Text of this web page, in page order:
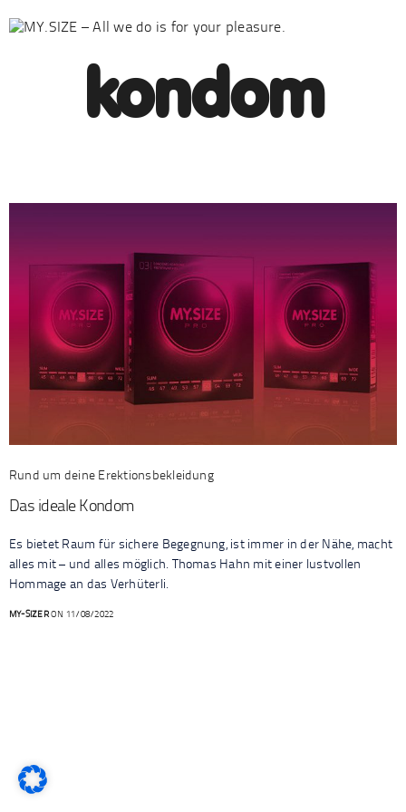
kondom
Rund um deine Erektionsbekleidung
Das ideale Kondom
Es bietet Raum für sichere Begegnung, ist immer in der Nähe, macht
alles mit – und alles möglich. Thomas Hahn mit einer lustvollen
Hommage an das Verhüterli.
MY-SIZERON 11/08/2022